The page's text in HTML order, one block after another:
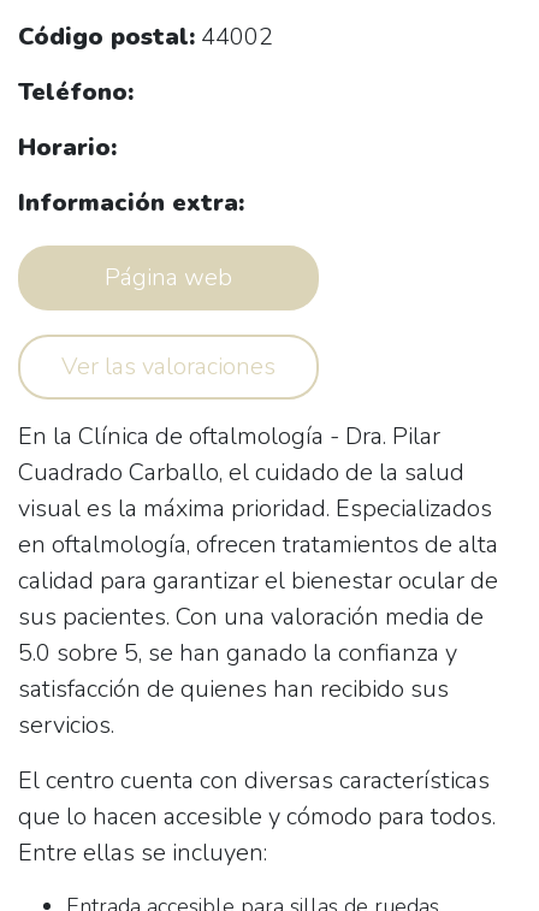
Código postal: 44002
Teléfono:
Horario:
Información extra:
Página web
Ver las valoraciones
En la Clínica de oftalmología - Dra. Pilar
Cuadrado Carballo, el cuidado de la salud
visual es la máxima prioridad. Especializados
en oftalmología, ofrecen tratamientos de alta
calidad para garantizar el bienestar ocular de
sus pacientes. Con una valoración media de
5.0 sobre 5, se han ganado la confianza y
satisfacción de quienes han recibido sus
servicios.
El centro cuenta con diversas características
que lo hacen accesible y cómodo para todos.
Entre ellas se incluyen: